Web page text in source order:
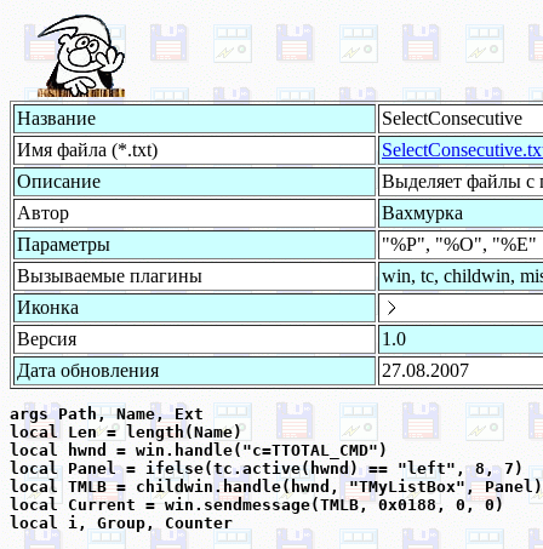
Название
SelectConsecutive
Имя файла (*.txt)
Описание
Выделяет файлы с
Автор
Вахмурка
Параметры
"%P", "%O", "%E"
Вызываемые плагины
win, tc, childwin,
Иконка
Версия
1.0
Дата обновления
27.08.2007
args Path, Name, Ext
local Len = length(Name)
local hwnd = win.handle("c=TTOTAL_CMD")
local Panel = ifelse(tc.active(hwnd) == "left", 8, 7)
local TMLB = childwin.handle(hwnd, "TMyListBox", Panel)
local Current = win.sendmessage(TMLB, 0x0188, 0, 0)
local i, Group, Counter